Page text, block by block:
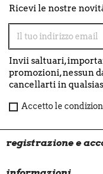
Ricevi le nostre
Invii saltuari,
promozioni, nessun
cancellarti in
Accetto le
registrazione e